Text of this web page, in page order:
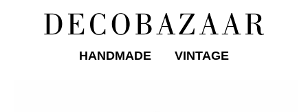
HANDMADE VINTAGE